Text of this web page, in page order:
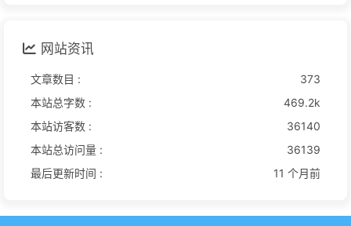
网站资讯
文章数目 :
373
本站总字数 :
469.2k
本站访客数 :
36140
本站总访问量 :
36139
最后更新时间 :
11 个月前